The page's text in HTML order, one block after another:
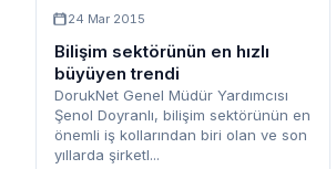
24 Mar 2015
Bilişim sektörünün en hızlı
büyüyen trendi
DorukNet Genel Müdür Yardımcısı
Şenol Doyranlı, bilişim sektörünün en
önemli iş kollarından biri olan ve son
yıllarda şirketl...